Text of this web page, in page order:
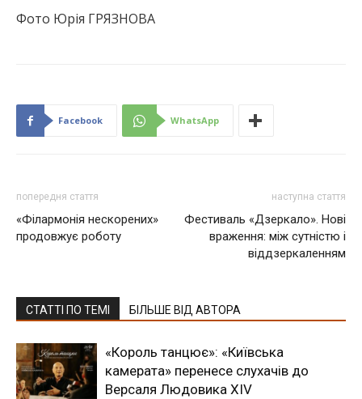
Фото Юрія ГРЯЗНОВА
Facebook WhatsApp
попередня стаття
«Філармонія нескорених»
продовжує роботу
наступна стаття
Фестиваль «Дзеркало». Нові
враження: між сутністю і
віддзеркаленням
СТАТТІ ПО ТЕМІ БІЛЬШЕ ВІД АВТОРА
«Король танцює»: «Київська
камерата» перенесе слухачів до
Версаля Людовика XIV